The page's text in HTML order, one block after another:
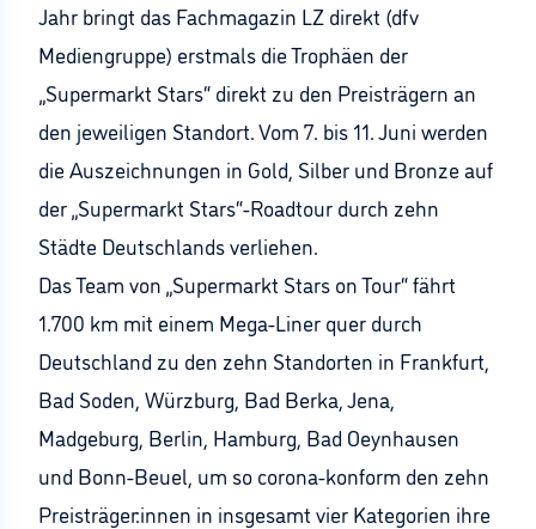
Jahr bringt das Fachmagazin LZ direkt (dfv
Mediengruppe) erstmals die Trophäen der
„Supermarkt Stars“ direkt zu den Preisträgern an
den jeweiligen Standort. Vom 7. bis 11. Juni werden
die Auszeichnungen in Gold, Silber und Bronze auf
der „Supermarkt Stars“-Roadtour durch zehn
Städte Deutschlands verliehen.
Das Team von „Supermarkt Stars on Tour“ fährt
1.700 km mit einem Mega-Liner quer durch
Deutschland zu den zehn Standorten in Frankfurt,
Bad Soden, Würzburg, Bad Berka, Jena,
Madgeburg, Berlin, Hamburg, Bad Oeynhausen
und Bonn-Beuel, um so corona-konform den zehn
Preisträger:innen in insgesamt vier Kategorien ihre